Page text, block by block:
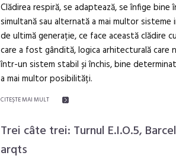
Clădirea respiră, se adaptează, se înfige
simultană sau alternată a mai multor
de ultimă generație, ce face această clădire
care a fost gândită, logica arhitecturală care
într-un sistem stabil și închis, bine
a mai multor posibilități.
CITEŞTE MAI MULT
Trei câte trei: Turnul E.I.O.5,
arqts